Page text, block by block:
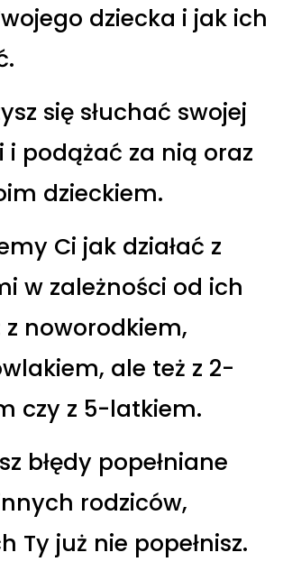
dziecka i jak ich
się słuchać swojej
i podążać za nią oraz
dzieckiem.
Ci jak działać z
w zależności od ich
z noworodkiem,
ale też z 2-
czy z 5-latkiem.
błędy popełniane
rodziców,
Ty już nie popełnisz.